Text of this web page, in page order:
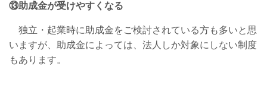
⑬助成金が受けやすくなる
独立・起業時に助成金をご検討されている方も多いと思
いますが、助成金によっては、法人しか対象にしない制度
もあります。